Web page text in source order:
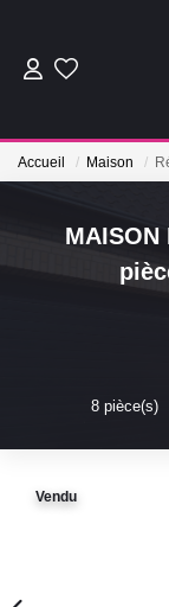
Accueil Maison
MAISON
8pièce(s)
Vendu